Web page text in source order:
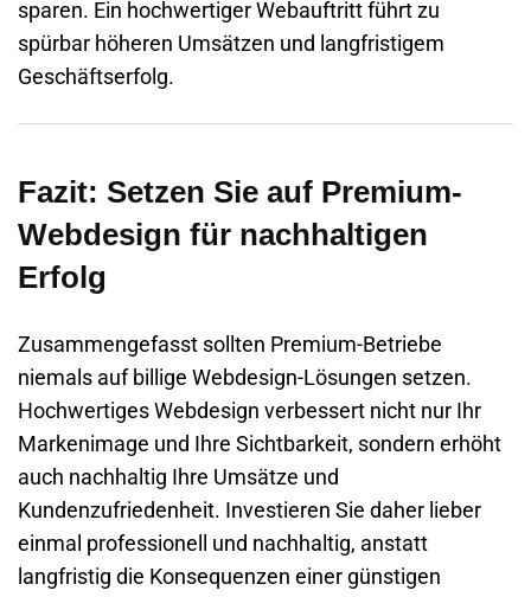
sparen. Ein hochwertiger Webauftritt führt zu
spürbar höheren Umsätzen und langfristigem
Geschäftserfolg.
Fazit: Setzen Sie auf Premium-
Webdesign für nachhaltigen
Erfolg
Zusammengefasst sollten Premium-Betriebe
niemals auf billige Webdesign-Lösungen setzen.
Hochwertiges Webdesign verbessert nicht nur Ihr
Markenimage und Ihre Sichtbarkeit, sondern erhöht
auch nachhaltig Ihre Umsätze und
Kundenzufriedenheit. Investieren Sie daher lieber
einmal professionell und nachhaltig, anstatt
langfristig die Konsequenzen einer günstigen